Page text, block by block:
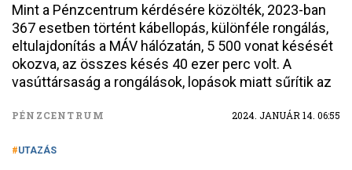
Mint a Pénzcentrum kérdésére közölték, 2023-ban
367 esetben történt kábellopás, különféle rongálás,
eltulajdonítás a MÁV hálózatán, 5 500 vonat késését
okozva, az összes késés 40 ezer perc volt. A
vasúttársaság a rongálások, lopások miatt sűrítik az
PÉNZCENTRUM 2024. JANUÁR 14. 06:55
UTAZÁS